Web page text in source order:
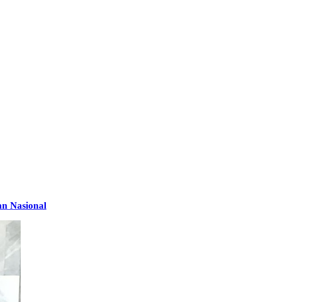
Nasional